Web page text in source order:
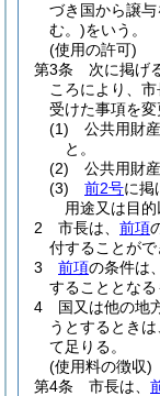
づき国から譲
む。)をいう。
(使用の許可)
第3条
次に掲げ
ころにより、
受けた事項を変
(1)
公共用財
と。
(2)
公共用財
(3)
前2号に掲
用途又は目的
2
市長は、 前項
付することがで
3
前項の条件は、
することとなる
4
国又は他の地
うとするとき
て足りる。
(使用料の徴収)
第4条
市長は、